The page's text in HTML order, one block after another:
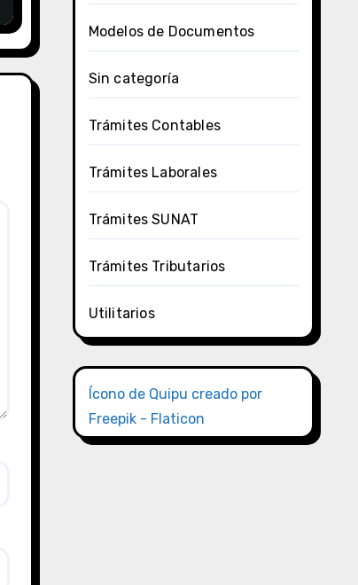
Modelos de Documentos
Sin categoría
Trámites Contables
Trámites Laborales
Trámites SUNAT
Trámites Tributarios
Utilitarios
Ícono de Quipu creado por
Freepik - Flaticon